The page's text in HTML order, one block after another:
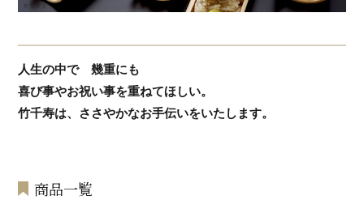
人生の中で 幾重にも
喜び事やお祝い事を重ねてほしい。
竹千寿は、ささやかなお手伝いをいたします。
商品一覧